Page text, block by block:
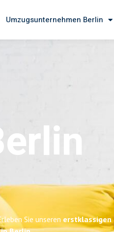
Umzugsunternehmen Berlin
Sie unseren erstklassigen